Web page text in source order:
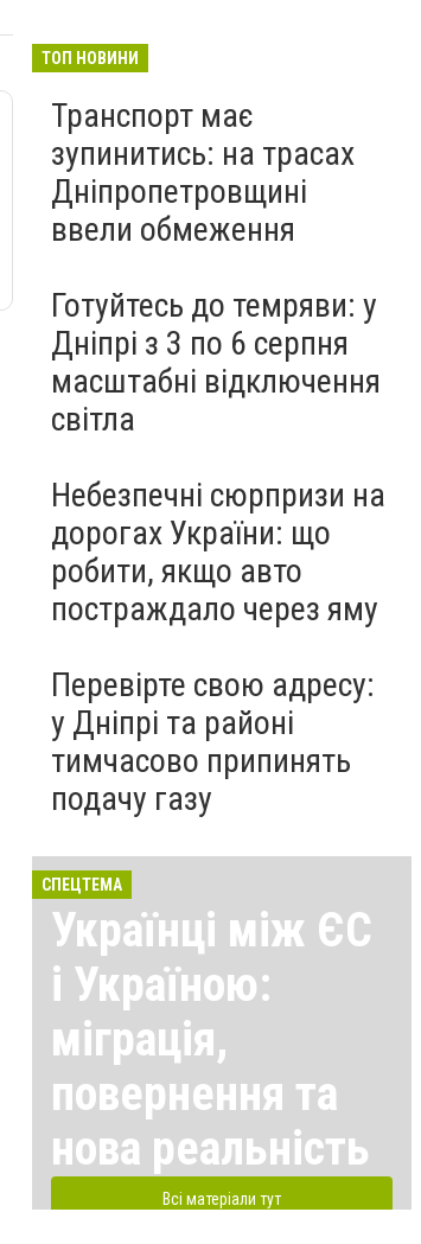
ТОП НОВИНИ
Транспорт має
зупинитись: на трасах
Дніпропетровщині
ввели обмеження
Готуйтесь до темряви: у
Дніпрі з 3 по 6 серпня
масштабні відключення
світла
Небезпечні сюрпризи на
дорогах України: що
робити, якщо авто
постраждало через яму
Перевірте свою адресу:
у Дніпрі та районі
тимчасово припинять
подачу газу
СПЕЦТЕМА
Українці між ЄС
і Україною:
міграція,
повернення та
нова реальність
Всі матеріали тут